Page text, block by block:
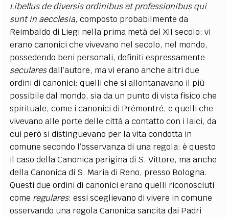
Libellus de diversis ordinibus et professionibus qui
sunt in aecclesia, composto probabilmente da
Reimbaldo di Liegi nella prima metà del XII secolo: vi
erano canonici che vivevano nel secolo, nel mondo,
possedendo beni personali, definiti espressamente
secularesdall’autore, ma vi erano anche altri due
ordini di canonici: quelli che si allontanavano il più
possibile dal mondo, sia da un punto di vista fisico che
spirituale, come i canonici di Prémontré, e quelli che
vivevano alle porte delle città a contatto con i laici, da
cui però si distinguevano per la vita condotta in
comune secondo l’osservanza di una regola: è questo
il caso della Canonica parigina di S. Vittore, ma anche
della Canonica di S. Maria di Reno, presso Bologna.
Questi due ordini di canonici erano quelli riconosciuti
come regulares: essi sceglievano di vivere in comune
osservando una regola Canonica sancita dai Padri